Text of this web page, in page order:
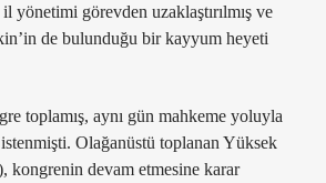
yönetimi görevden uzaklaştırılmış ve
de bulunduğu bir kayyum heyeti
toplamış, aynı gün mahkeme yoluyla
Olağanüstü toplanan Yüksek
devam etmesine karar